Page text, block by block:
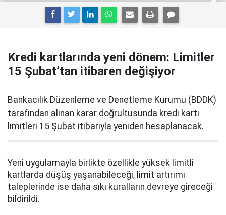
Kredi kartlarında yeni dönem: Limitler
15 Şubat’tan itibaren değişiyor
Bankacılık Düzenleme ve Denetleme Kurumu (BDDK)
tarafından alınan karar doğrultusunda kredi kartı
limitleri 15 Şubat itibarıyla yeniden hesaplanacak.
Yeni uygulamayla birlikte özellikle yüksek limitli
kartlarda düşüş yaşanabileceği, limit artırımı
taleplerinde ise daha sıkı kuralların devreye gireceği
bildirildi.